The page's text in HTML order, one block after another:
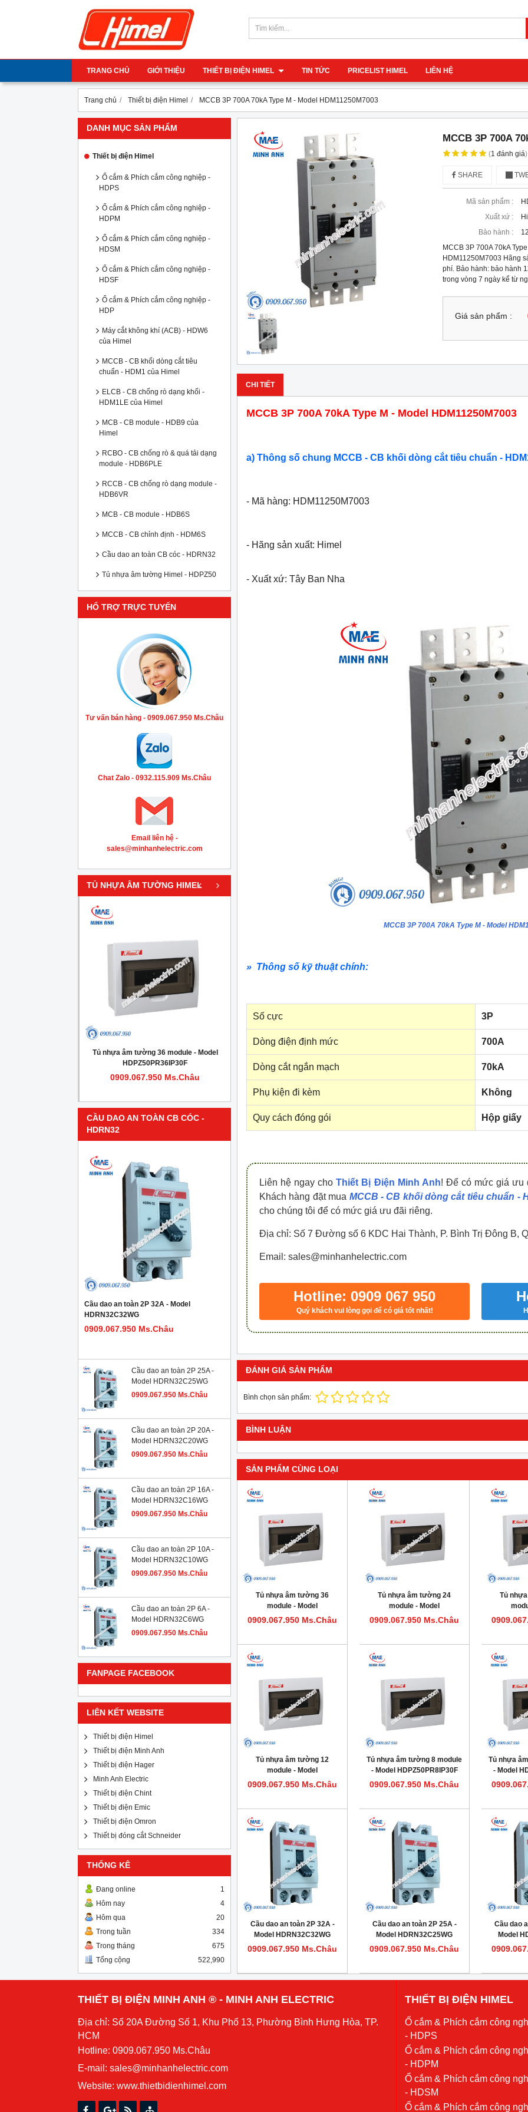
TRANG CHỦ GIỚI THIỆU THIẾT BỊ ĐIỆN HIMEL TIN TỨC PRICELIST HIMEL LIÊN HỆ
Trang chủ Thiết bị điện Himel MCCB 3P 700A 70kA Type M - Model HDM11250M7003
DANH MỤC SẢN PHẨM
Thiết bị điện Himel
Ổ cắm & Phích cắm công nghiệp -
HDPS
Ổ cắm & Phích cắm công nghiệp -
HDPM
Ổ cắm & Phích cắm công nghiệp -
HDSM
Ổ cắm & Phích cắm công nghiệp -
HDSF
Ổ cắm & Phích cắm công nghiệp -
HDP
Máy cắt không khí (ACB) - HDW6
của Himel
MCCB - CB khối dòng cắt tiêu
chuẩn - HDM1 của Himel
ELCB - CB chống rò dạng khối -
HDM1LE của Himel
MCB - CB module - HDB9 của
Himel
RCBO - CB chống rò & quá tải dạng
module - HDB6PLE
RCCB - CB chống rò dạng module -
HDB6VR
MCB - CB module - HDB6S
MCCB - CB chỉnh định - HDM6S
Cầu dao an toàn CB cóc - HDRN32
Tủ nhựa âm tường Himel - HDPZ50
HỔ TRỢ TRỰC TUYẾN
Tư vấn bán hàng - 0909.067.950 Ms.Châu
Chat Zalo - 0932.115.909 Ms.Châu
Email liên hệ -
sales@minhanhelectric.com
TỦ NHỰA ÂM TƯỜNG HIMEL
Tủ nhựa âm tường 36 module - Model
HDPZ50PR36IP30F
0909.067.950 Ms.Châu
Tủ nhựa âm tường 24 module - Model
HDPZ50PR24IP30F
0909.067.950 Ms.Châu
Tủ nhựa âm tường 18 module - Model
HDPZ50PR18IP30F
0909.067.950 Ms.Châu
‹ ›
CẦU DAO AN TOÀN CB CÓC -
HDRN32
Cầu dao an toàn 2P 32A - Model
HDRN32C32WG
0909.067.950 Ms.Châu
Cầu dao an toàn 2P 25A -
Model HDRN32C25WG
0909.067.950 Ms.Châu
Cầu dao an toàn 2P 20A -
Model HDRN32C20WG
0909.067.950 Ms.Châu
Cầu dao an toàn 2P 16A -
Model HDRN32C16WG
0909.067.950 Ms.Châu
Cầu dao an toàn 2P 10A -
Model HDRN32C10WG
0909.067.950 Ms.Châu
Cầu dao an toàn 2P 6A -
Model HDRN32C6WG
0909.067.950 Ms.Châu
FANPAGE FACEBOOK
LIÊN KẾT WEBSITE
Thiết bị điện Himel
Thiết bị điện Minh Anh
Thiết bị điện Hager
Minh Anh Electric
Thiết bị điện Chint
Thiết bị điện Emic
Thiết bị điện Omron
Thiết bị đóng cắt Schneider
THỐNG KÊ
Đang online
1
Hôm nay
4
Hôm qua
20
Trong tuần
334
Trong tháng
675
Tổng cộng
522,990
MCCB 3P 700A
(1đánh giá)
SHARE
Mã sản phẩm :
Xuất xứ :
Bảo hành :
MCCB 3P 700A 70kA
HDM11250M7003 Hãng
phí. Bảo hành: bảo hành
trong vòng 7 ngày kể từ
Giá sản phẩm :
CHI TIẾT
MCCB 3P 700A 70kA Type M - Model HDM11250M7003
a) Thông số chung MCCB - CB khối dòng cắt tiêu chuẩn -
- Mã hàng: HDM11250M7003
- Hãng sản xuất: Himel
- Xuất xứ: Tây Ban Nha
MCCB 3P 700A 70kA Type M - Model
» Thông số kỹ thuật chính:
Số cực 3P
Dòng điện định mức 700A
Dòng cắt ngắn mạch 70kA
Phụ kiện đi kèm Không
Quy cách đóng gói Hộp giấy
Liên hệ ngay choThiết Bị Điện Minh Anh! Để có mức giá ưu
Khách hàng đặt mua MCCB - CB khối dòng cắt tiêu chuẩn -
cho chúng tôi để có mức giá ưu đãi riêng.
Địa chỉ: Số 7 Đường số 6 KDC Hai Thành, P. Bình Trị Đông B,
Email: sales@minhanhelectric.com
Hotline: 0909 067 950
Quý khách vui lòng gọi để có giá tốt nhất!
ĐÁNH GIÁ SẢN PHẨM
Bình chọn sản phẩm:
BÌNH LUẬN
SẢN PHẨM CÙNG LOẠI
Tủ nhựa âm tường 36
module - Model
HDPZ50PR36IP30F
0909.067.950 Ms.Châu
Tủ nhựa âm tường 24
module - Model
HDPZ50PR24IP30F
0909.067.950 Ms.Châu
Tủ
Tủ nhựa âm tường 12
module - Model
HDPZ50PR12IP30F
0909.067.950 Ms.Châu
Tủ nhựa âm tường 8 module
- Model HDPZ50PR8IP30F
0909.067.950 Ms.Châu
Tủ nhựa
- Model
Cầu dao an toàn 2P 32A -
Model HDRN32C32WG
0909.067.950 Ms.Châu
Cầu dao an toàn 2P 25A -
Model HDRN32C25WG
0909.067.950 Ms.Châu
Cầu dao
Model
THIẾT BỊ ĐIỆN MINH ANH ® - MINH ANH ELECTRIC
Địa chỉ: Số 20A Đường Số 1, Khu Phố 13, Phường Bình Hưng Hòa, TP.
HCM
Hotline: 0909.067.950 Ms.Châu
E-mail: sales@minhanhelectric.com
Website: www.thietbidienhimel.com
THIẾT BỊ ĐIỆN HIMEL
Ổ cắm & Phích cắm công
- HDPS
Ổ cắm & Phích cắm công
- HDPM
Ổ cắm & Phích cắm công
- HDSM
Ổ cắm & Phích cắm công